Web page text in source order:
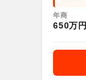
年商
650万円